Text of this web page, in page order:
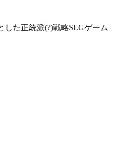
した正統派(?)戦略SLGゲーム